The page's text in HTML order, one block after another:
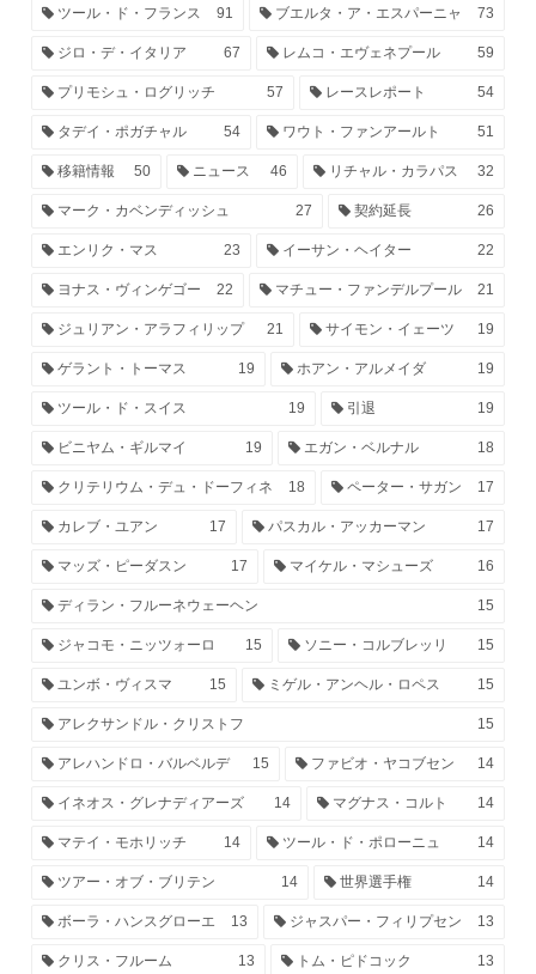
ツール・ド・フランス 91 ブエルタ・ア・エスパーニャ 73
ジロ・デ・イタリア 67 レムコ・エヴェネプール 59
プリモシュ・ログリッチ 57 レースレポート 54
タデイ・ポガチャル 54 ワウト・ファンアールト 51
移籍情報 50 ニュース 46 リチャル・カラパス 32
マーク・カベンディッシュ 27 契約延長 26
エンリク・マス 23 イーサン・ヘイター 22
ヨナス・ヴィンゲゴー 22 マチュー・ファンデルプール 21
ジュリアン・アラフィリップ 21 サイモン・イェーツ 19
ゲラント・トーマス 19 ホアン・アルメイダ 19
ツール・ド・スイス 19 引退 19
ビニヤム・ギルマイ 19 エガン・ベルナル 18
クリテリウム・デュ・ドーフィネ 18 ペーター・サガン 17
カレブ・ユアン 17 パスカル・アッカーマン 17
マッズ・ピーダスン 17 マイケル・マシューズ 16
ディラン・フルーネウェーヘン 15
ジャコモ・ニッツォーロ 15 ソニー・コルブレッリ 15
ユンボ・ヴィスマ 15 ミゲル・アンヘル・ロペス 15
アレクサンドル・クリストフ 15
アレハンドロ・バルベルデ 15 ファビオ・ヤコブセン 14
イネオス・グレナディアーズ 14 マグナス・コルト 14
マテイ・モホリッチ 14 ツール・ド・ポローニュ 14
ツアー・オブ・ブリテン 14 世界選手権 14
ボーラ・ハンスグローエ 13 ジャスパー・フィリプセン 13
クリス・フルーム 13 トム・ピドコック 13